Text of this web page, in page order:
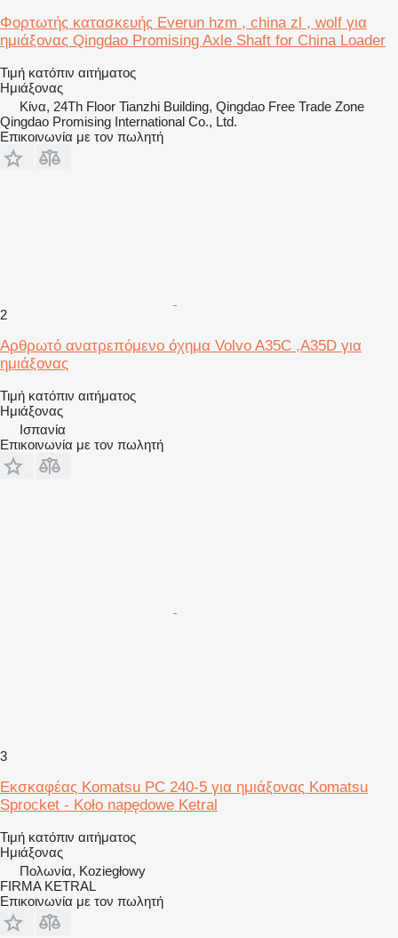
Φορτωτής κατασκευής Everun hzm , china zl , wolf για
ημιάξονας Qingdao Promising Axle Shaft for China Loader
Τιμή κατόπιν αιτήματος
Ημιάξονας
Κίνα, 24Th Floor Tianzhi Building, Qingdao Free Trade Zone
Qingdao Promising International Co., Ltd.
Επικοινωνία με τον πωλητή
2
Αρθρωτό ανατρεπόμενο όχημα Volvo A35C ,A35D για
ημιάξονας
Τιμή κατόπιν αιτήματος
Ημιάξονας
Ισπανία
Επικοινωνία με τον πωλητή
3
Εκσκαφέας Komatsu PC 240-5 για ημιάξονας Komatsu
Sprocket - Koło napędowe Ketral
Τιμή κατόπιν αιτήματος
Ημιάξονας
Πολωνία, Koziegłowy
FIRMA KETRAL
Επικοινωνία με τον πωλητή